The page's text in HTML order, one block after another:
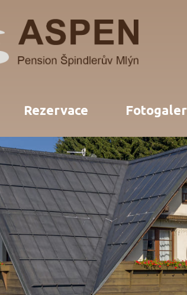
Rezervace